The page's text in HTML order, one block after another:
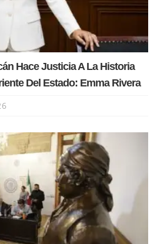
Hace Justicia A La Historia
Del Estado: Emma Rivera